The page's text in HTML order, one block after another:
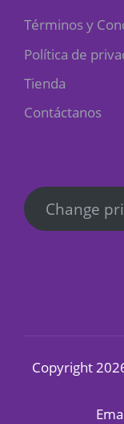
Términos y
Política de
Tienda
Contáctanos
Change
Copyright